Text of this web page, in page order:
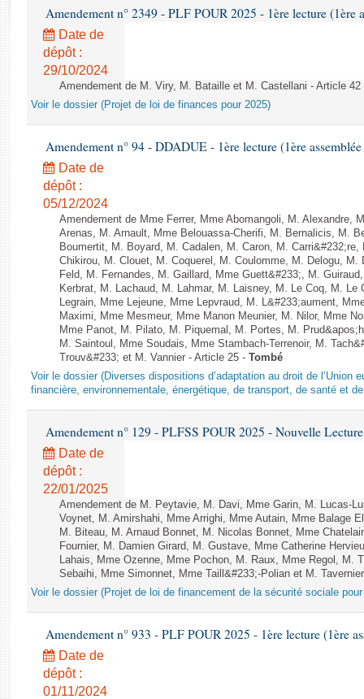
Rapports sur l'application des lois
Baromètre de l’application des lois
Dossiers législatifs
Amendement n° 2349 - PLF POUR 2025 - 1ère lecture (1ère
Date de
dépôt :
29/10/2024
Amendement de M. Viry, M. Bataille et M. Castellani - Article
Voir le dossier (Projet de loi de finances pour 2025)
Amendement n° 94 - DDADUE - 1ère lecture (1ère
Date de
dépôt :
05/12/2024
Amendement de Mme Ferrer, Mme Abomangoli, M. Alexandre,
Arenas, M. Arnault, Mme Belouassa-Cherifi, M. Bernalicis, M.
Boumertit, M. Boyard, M. Cadalen, M. Caron, M.
Chikirou, M. Clouet, M. Coquerel, M. Coulomme, M. Delogu, M.
Feld, M. Fernandes, M. Gaillard, Mme Guett&#233;, M.
Kerbrat, M. Lachaud, M. Lahmar, M. Laisney, M. Le Coq, M. Le
Legrain, Mme Lejeune, Mme Lepvraud, M. L&#233;aument,
Maximi, Mme Mesmeur, Mme Manon Meunier, M. Nilor, Mme
Mme Panot, M. Pilato, M. Piquemal, M. Portes, M.
M. Saintoul, Mme Soudais, Mme Stambach-Terrenoir, M.
Trouv&#233; et M. Vannier - Article 25 - Tombé
Voir le dossier (Diverses dispositions d’adaptation au droit de l’Union
financière, environnementale, énergétique, de transport, de santé et
Amendement n° 129 - PLFSS POUR 2025 - Nouvelle
Date de
dépôt :
22/01/2025
Amendement de M. Peytavie, M. Davi, Mme Garin, M. Lucas-
Voynet, M. Amirshahi, Mme Arrighi, Mme Autain, Mme Balage
M. Biteau, M. Arnaud Bonnet, M. Nicolas Bonnet, Mme
Fournier, M. Damien Girard, M. Gustave, Mme Catherine
Lahais, Mme Ozenne, Mme Pochon, M. Raux, Mme Regol, M.
Sebaihi, Mme Simonnet, Mme Taill&#233;-Polian et M.
Voir le dossier (Projet de loi de financement de la sécurité sociale pour
Amendement n° 933 - PLF POUR 2025 - 1ère lecture (1ère
Date de
dépôt :
01/11/2024